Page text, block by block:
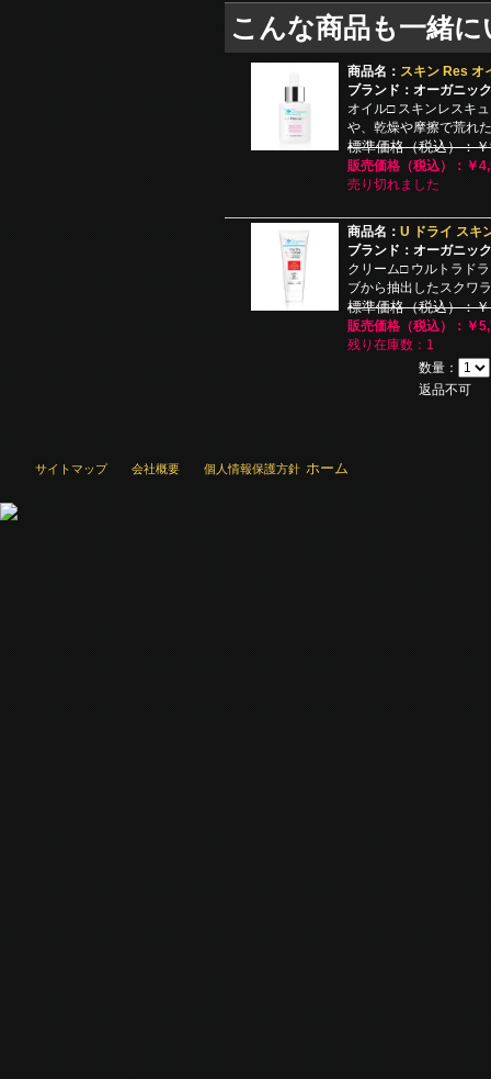
こんな商品も一緒
商品名： スキン Res オ
ブランド：オーガニッ
オイル□ スキンレスキ
や、乾燥や摩擦で荒れ
標準価格（税込）：
販売価格（税込）：￥
売り切れました
商品名： U ドライ スキ
ブランド：オーガニッ
クリーム□ ウルトラド
ブから抽出したスクワ
標準価格（税込）：
販売価格（税込）：￥
残り在庫数：1
数量：
返品不可
ホーム
サイトマップ 会社概要 個人情報保護方針